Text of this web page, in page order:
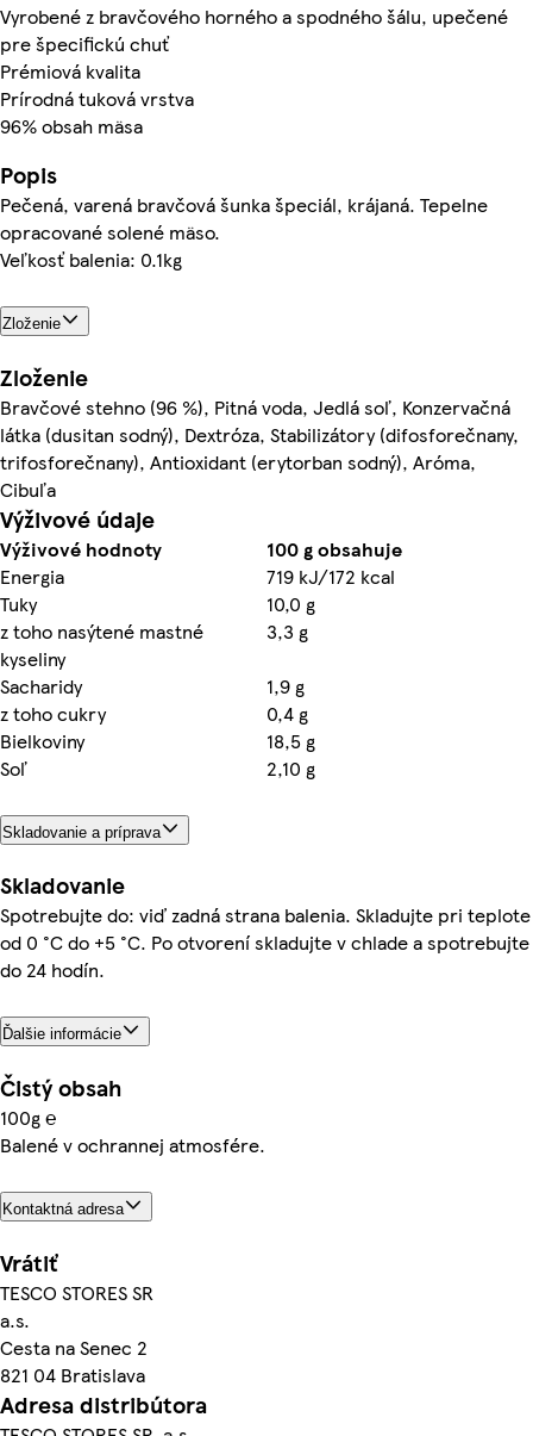
Vyrobené z bravčového horného a spodného šálu, upečené
pre špecifickú chuť
Prémiová kvalita
Prírodná tuková vrstva
96% obsah mäsa
Popis
Pečená, varená bravčová šunka špeciál, krájaná. Tepelne
opracované solené mäso.
Veľkosť balenia: 0.1kg
Zloženie
Zloženie
Bravčové stehno (96 %), Pitná voda, Jedlá soľ, Konzervačná
látka (dusitan sodný), Dextróza, Stabilizátory (difosforečnany,
trifosforečnany), Antioxidant (erytorban sodný), Aróma,
Cibuľa
Výživové údaje
Výživové hodnoty
100 g obsahuje
Energia
719 kJ/172 kcal
Tuky
10,0 g
z toho nasýtené mastné
kyseliny
3,3 g
Sacharidy
1,9 g
z toho cukry
0,4 g
Bielkoviny
18,5 g
Soľ
2,10 g
Skladovanie a príprava
Skladovanie
Spotrebujte do: viď zadná strana balenia. Skladujte pri teplote
od 0 °C do +5 °C. Po otvorení skladujte v chlade a spotrebujte
do 24 hodín.
Ďalšie informácie
Čistý obsah
100g ℮
Balené v ochrannej atmosfére.
Kontaktná adresa
Vrátiť
TESCO STORES SR
a.s.
Cesta na Senec 2
821 04 Bratislava
Adresa distribútora